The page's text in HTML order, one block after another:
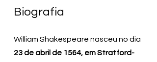
Biografia
William Shakespeare nasceu no dia
23 de abril de 1564, em Stratford-